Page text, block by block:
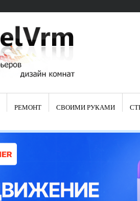
Свежие
Японские
Школа
РЕМОНТ СВОИМИ РУКАМИ